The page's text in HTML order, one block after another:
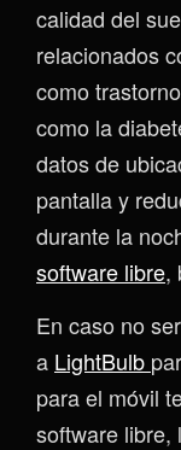
calidad del
relacionados
como
como la
datos de
pantalla y
durante la
software libre,
En caso no
a LightBulb
para el móvil
software libre,